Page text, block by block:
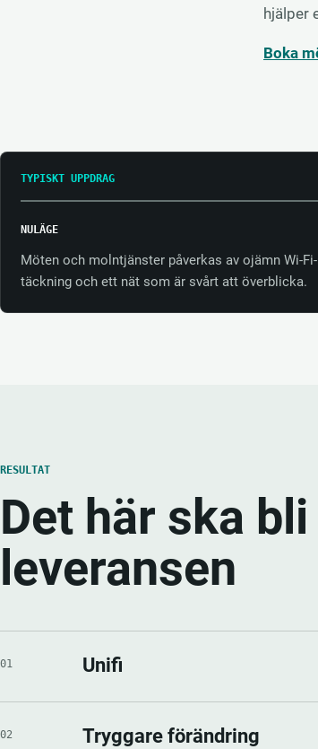
hjälper
Boka
TYPISKT UPPDRAG
NULÄGE
Möten och molntjänster påverkas av ojämn Wi-Fi-
täckning och ett nät som är svårt att överblicka.
RESULTAT
Det här ska
leveransen
01 Unifi
02 Tryggare förändring